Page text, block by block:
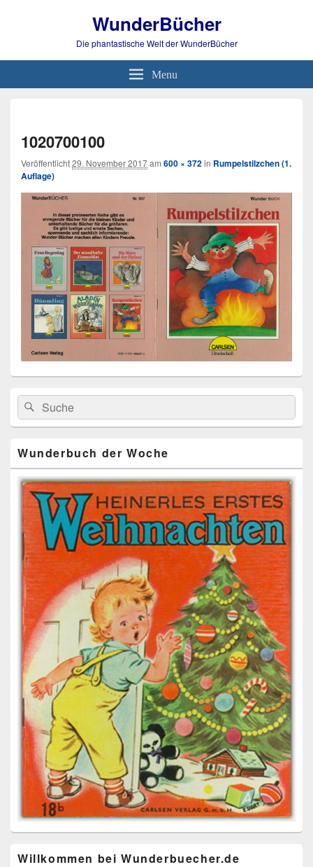
WunderBücher
Die phantastische Welt der WunderBücher
Menu
1020700100
Veröffentlicht29. November 2017am 600 × 372in Rumpelstilzchen (1.
Auflage)
Primärer
Seitenleisten
Widget-
Bereich
Search
for:
Suche
Wunderbuch der Woche
Willkommen bei Wunderbuecher.de